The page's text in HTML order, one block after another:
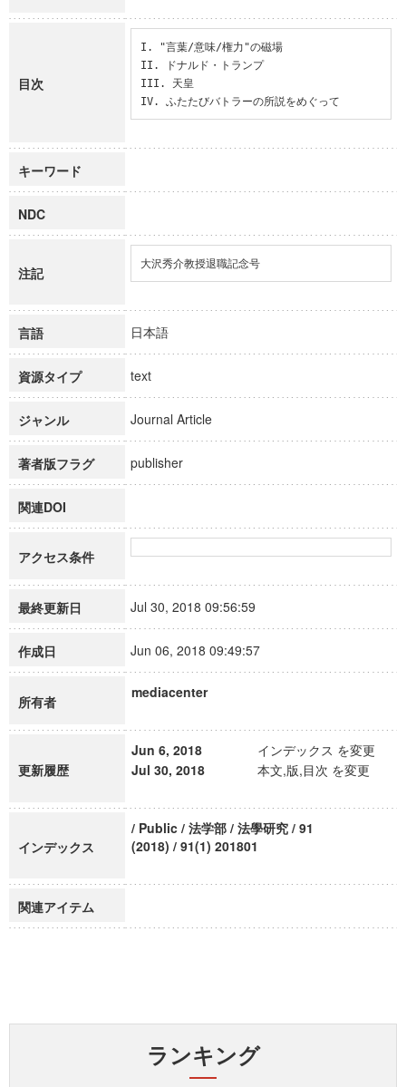
目次
I. "言葉/意味/権力"の磁場
II. ドナルド・トランプ
III. 天皇
IV. ふたたびバトラーの所説をめぐって
キーワード
NDC
注記
大沢秀介教授退職記念号
言語 日本語
資源タイプ text
ジャンル Journal Article
著者版フラグ publisher
関連DOI
アクセス条件
最終更新日 Jul 30, 2018 09:56:59
作成日 Jun 06, 2018 09:49:57
所有者
mediacenter
更新履歴
Jun 6, 2018
インデックス を変更
Jul 30, 2018
本文,版,目次 を変更
インデックス
/ Public / 法学部 / 法學研究 / 91
(2018) / 91(1) 201801
関連アイテム
ランキング